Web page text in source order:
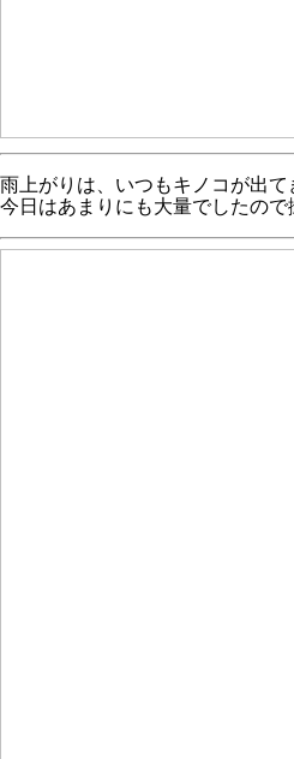
雨上がりは、いつもキノコが出て
今日はあまりにも大量でしたので